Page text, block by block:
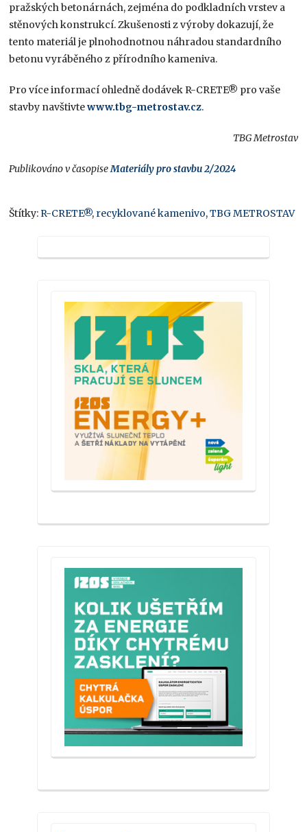
pražských betonárnách, zejména do podkladních vrstev a
stěnových konstrukcí. Zkušenosti z výroby dokazují, že
tento materiál je plnohodnotnou náhradou standardního
betonu vyráběného z přírodního kameniva.
Pro více informací ohledně dodávek R-CRETE® pro vaše
stavby navštivtewww.tbg-metrostav.cz.
TBG Metrostav
Publikováno v časopiseMateriály pro stavbu 2/2024
Štítky:R-CRETE®, recyklované kamenivo,TBG METROSTAV